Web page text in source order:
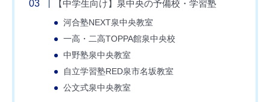
【中学生向け】泉中央の予備校・学習塾
河合塾NEXT泉中央教室
一高・二高TOPPA館泉中央校
中野塾泉中央教室
自立学習塾RED泉市名坂教室
公文式泉中央教室